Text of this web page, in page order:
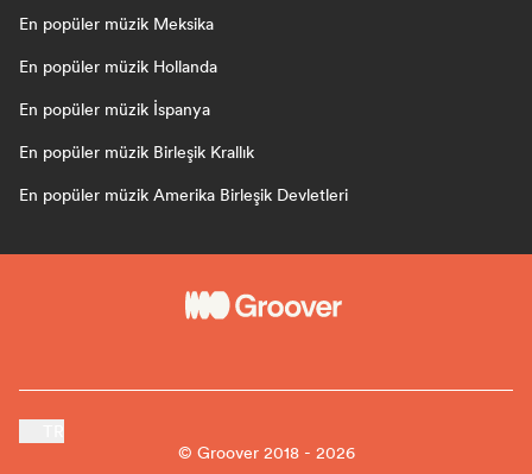
En popüler müzik Meksika
En popüler müzik Hollanda
En popüler müzik İspanya
En popüler müzik Birleşik Krallık
En popüler müzik Amerika Birleşik Devletleri
© Groover 2018 - 2026